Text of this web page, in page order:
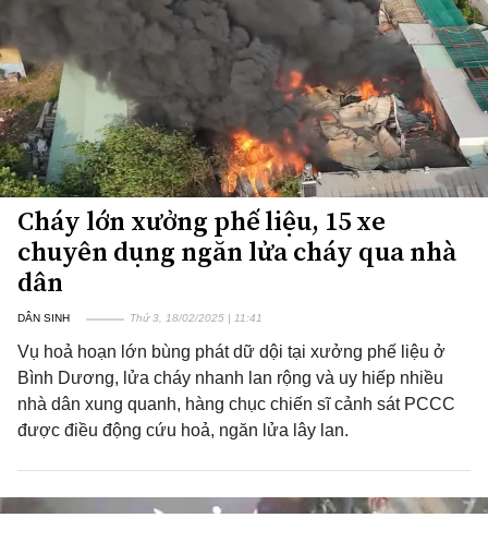
Cháy lớn xưởng phế liệu, 15 xe
chuyên dụng ngăn lửa cháy qua nhà
dân
DÂN SINH Thứ 3, 18/02/2025 | 11:41
Vụ hoả hoạn lớn bùng phát dữ dội tại xưởng phế liệu ở
Bình Dương, lửa cháy nhanh lan rộng và uy hiếp nhiều
nhà dân xung quanh, hàng chục chiến sĩ cảnh sát PCCC
được điều động cứu hoả, ngăn lửa lây lan.